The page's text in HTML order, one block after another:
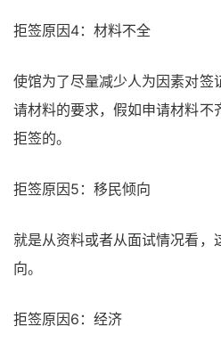
拒签原因4：材料不全
使馆为了尽量减少人为因素对签
请材料的要求，假如申请材料不
拒签的。
拒签原因5：移民倾向
就是从资料或者从面试情况看，
向。
拒签原因6：经济